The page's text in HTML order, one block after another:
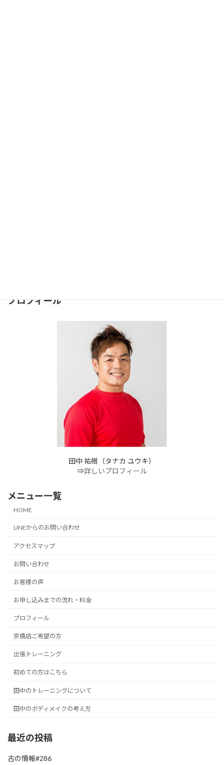
プロフィール
田中 祐樹（タナカ ユウキ）
⇒詳しいプロフィール
メニュー一覧
HOME
LINEからのお問い合わせ
アクセスマップ
お問い合わせ
お客様の声
お申し込みまでの流れ・料金
プロフィール
京橋店ご希望の方
出張トレーニング
初めての方はこちら
田中のトレーニングについて
田中のボディメイクの考え方
最近の投稿
古の情報#286